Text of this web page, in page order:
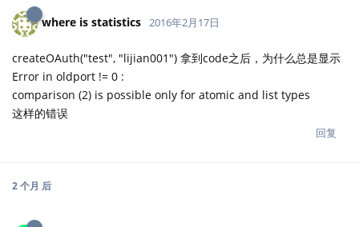
where is statistics 2016年2月17日
createOAuth("test", "lijian001") 拿到code之后，为什么总是显示
Error in oldport != 0 :
comparison (2) is possible only for atomic and list types
这样的错误
回复
2 个月 后